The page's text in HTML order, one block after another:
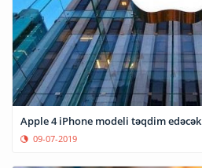
Apple 4 iPhone modeli təqdim edəcək
09-07-2019